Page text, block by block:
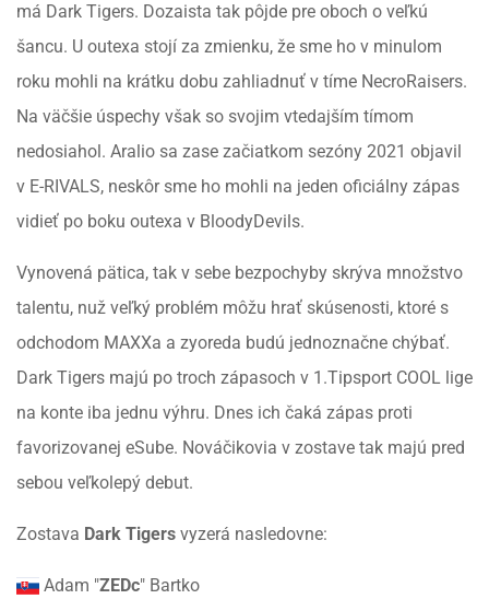
má Dark Tigers. Dozaista tak pôjde pre oboch o veľkú
šancu. U outexa stojí za zmienku, že sme ho v minulom
roku mohli na krátku dobu zahliadnuť v tíme NecroRaisers.
Na väčšie úspechy však so svojim vtedajším tímom
nedosiahol. Aralio sa zase začiatkom sezóny 2021 objavil
v E-RIVALS, neskôr sme ho mohli na jeden oficiálny zápas
vidieť po boku outexa v BloodyDevils.
Vynovená pätica, tak v sebe bezpochyby skrýva množstvo
talentu, nuž veľký problém môžu hrať skúsenosti, ktoré s
odchodom MAXXa a zyoreda budú jednoznačne chýbať.
Dark Tigers majú po troch zápasoch v 1.Tipsport COOL lige
na konte iba jednu výhru. Dnes ich čaká zápas proti
favorizovanej eSube. Nováčikovia v zostave tak majú pred
sebou veľkolepý debut.
Zostava Dark Tigers vyzerá nasledovne:
Adam "ZEDc" Bartko